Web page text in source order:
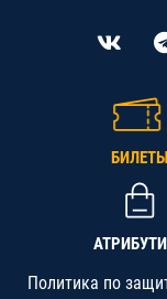
БИЛЕТЫ
Политика по